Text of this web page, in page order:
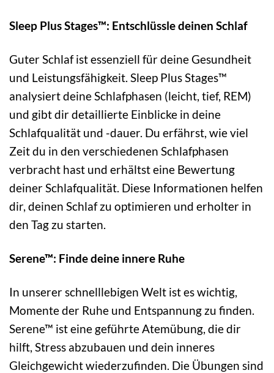
Sleep Plus Stages™: Entschlüssle deinen Schlaf
Guter Schlaf ist essenziell für deine Gesundheit
und Leistungsfähigkeit. Sleep Plus Stages™
analysiert deine Schlafphasen (leicht, tief, REM)
und gibt dir detaillierte Einblicke in deine
Schlafqualität und -dauer. Du erfährst, wie viel
Zeit du in den verschiedenen Schlafphasen
verbracht hast und erhältst eine Bewertung
deiner Schlafqualität. Diese Informationen helfen
dir, deinen Schlaf zu optimieren und erholter in
den Tag zu starten.
Serene™: Finde deine innere Ruhe
In unserer schnelllebigen Welt ist es wichtig,
Momente der Ruhe und Entspannung zu finden.
Serene™ ist eine geführte Atemübung, die dir
hilft, Stress abzubauen und dein inneres
Gleichgewicht wiederzufinden. Die Übungen sind